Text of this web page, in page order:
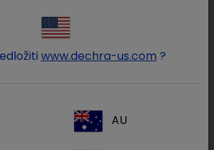
vašoj kliničkoj praksi
na dokazima,
stručnjacima — kao
stručni savjetodavni tim
bavi endokrinološkim
www.dechra-us.com ?
AU